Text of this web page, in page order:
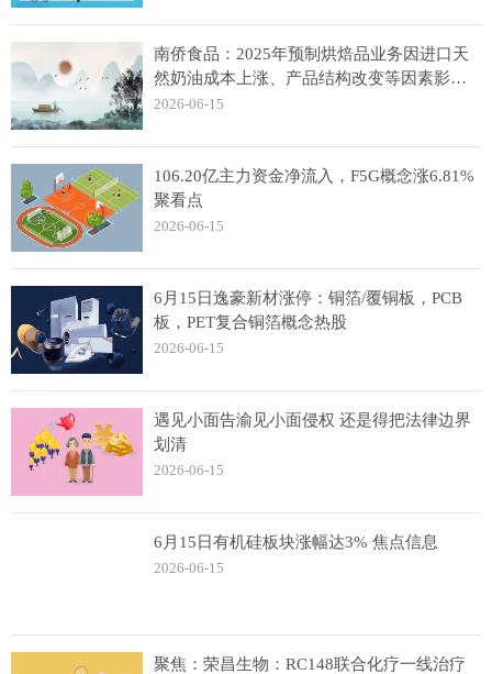
南侨食品：2025年预制烘焙品业务因进口天
然奶油成本上涨、产品结构改变等因素影
响，毛利率受到影响
2026-06-15
106.20亿主力资金净流入，F5G概念涨6.81%
聚看点
2026-06-15
6月15日逸豪新材涨停：铜箔/覆铜板，PCB
板，PET复合铜箔概念热股
2026-06-15
遇见小面告渝见小面侵权 还是得把法律边界
划清
2026-06-15
6月15日有机硅板块涨幅达3% 焦点信息
2026-06-15
聚焦：荣昌生物：RC148联合化疗一线治疗